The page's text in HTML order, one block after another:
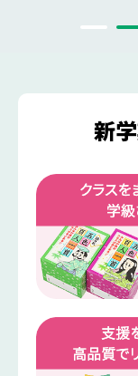
新